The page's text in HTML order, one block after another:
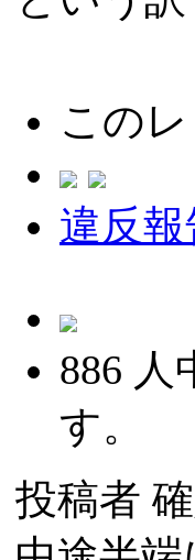
この
違反報
886 人
す。
投稿者